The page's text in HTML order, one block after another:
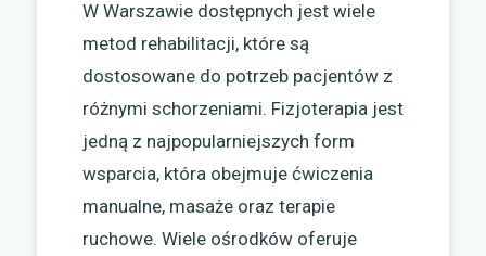
W Warszawie dostępnych jest wiele
metod rehabilitacji, które są
dostosowane do potrzeb pacjentów z
różnymi schorzeniami. Fizjoterapia jest
jedną z najpopularniejszych form
wsparcia, która obejmuje ćwiczenia
manualne, masaże oraz terapie
ruchowe. Wiele ośrodków oferuje